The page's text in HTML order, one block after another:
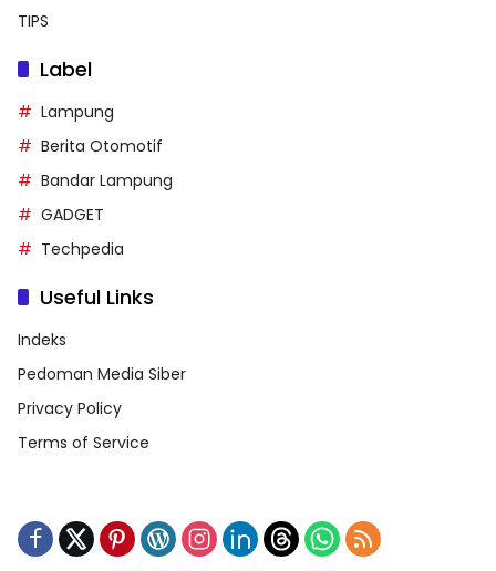
TIPS
Label
Lampung
Berita Otomotif
Bandar Lampung
GADGET
Techpedia
Useful Links
Indeks
Pedoman Media Siber
Privacy Policy
Terms of Service